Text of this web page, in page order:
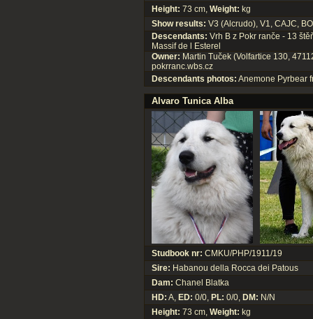
Height: 73 cm, Weight: kg
Show results: V3 (Alcrudo), V1, CAJC,
Descendants: Vrh B z Pokr ranče - 13
Massif de l Esterel
Owner: Martin Tuček (Volfartice 130,
pokrranc.wbs.cz
Descendants photos: Anemone Pyrbear
Alvaro Tunica Alba
Studbook nr: CMKU/PHP/1911/19
Sire: Habanou della Rocca dei Patous
Dam: Chanel Blatka
HD: A, ED: 0/0, PL: 0/0, DM: N/N
Height: 73 cm, Weight: kg